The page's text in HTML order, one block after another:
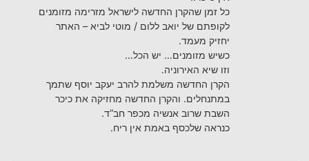
כל זמן שהקרן החדשה לישראל מזרימה מזומנים
לקופתם של יואב ללום / מוטי לביא – האתר
יחזיק מעמד.
כשיש מזומנים… יש הכל…
וזו שיא האירוניה.
הקרן החדשה משלמת להרב יעקב יוסף שתמך
במתנחלים. והקרן החדשה מחזיקה את כיכר
השבת שרוב אנשיה מכפר חב”ד.
כנראה שלכסף באמת אין ריח.